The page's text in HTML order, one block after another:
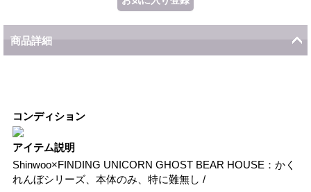
商品詳細
コンディション
アイテム説明
Shinwoo×FINDING UNICORN GHOST BEAR HOUSE：かく
れんぼシリーズ、本体のみ、特に難無し /